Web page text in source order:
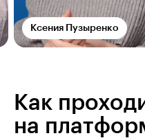
Ксения Пузыренко
Как
на